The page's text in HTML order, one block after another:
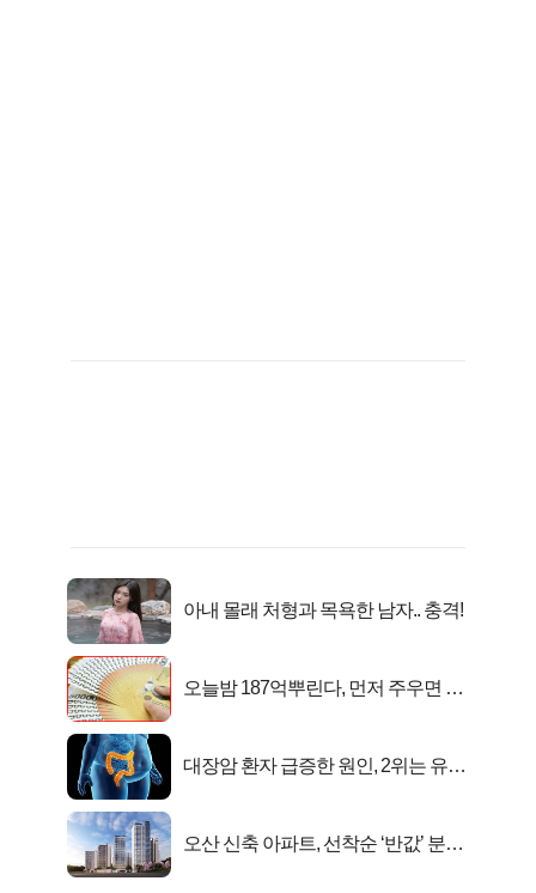
아내 몰래 처형과 목욕한 남자.. 충격!
오늘밤 187억뿌린다, 먼저 주우면 최
대장암 환자 급증한 원인, 2위는 유산
오산 신축 아파트, 선착순 ‘반값’ 분양